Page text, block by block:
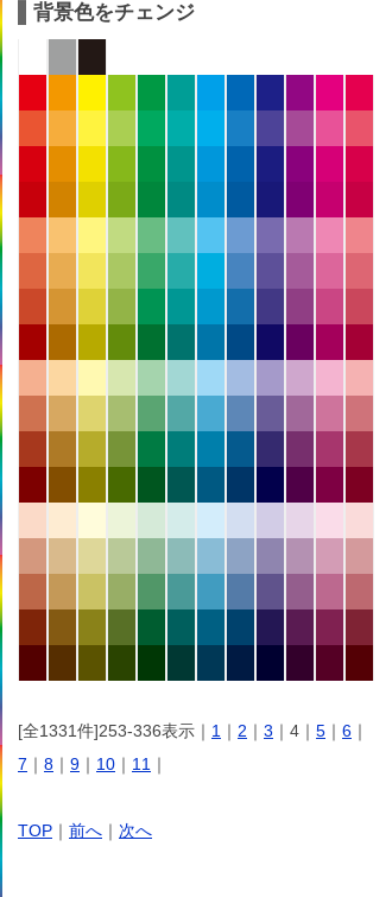
背景色をチェンジ
[全1331件]253-336表示｜ 1 ｜ 2 ｜ 3 ｜4｜ 5 ｜ 6 ｜
7 ｜ 8 ｜ 9 ｜ 10 ｜ 11 ｜
TOP ｜ 前へ ｜ 次へ